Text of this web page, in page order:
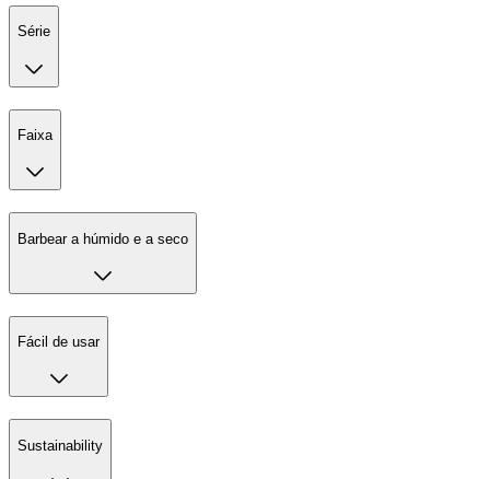
Série
Faixa
Barbear a húmido e a seco
Fácil de usar
Sustainability